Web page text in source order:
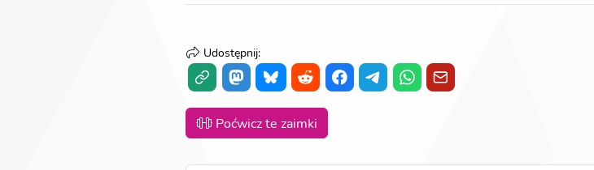
Udostępnij:
Poćwicz te zaimki